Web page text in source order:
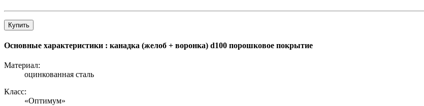
Купить
Основные характеристики : канадка (желоб + воронка) d100 порошковое покрытие
Материал:
оцинкованная сталь
Класс:
«Оптимум»